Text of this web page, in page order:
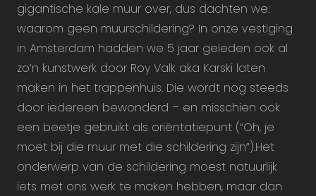
gigantische kale muur over, dus dachten we:
waarom geen muurschildering? In onze vestiging
in Amsterdam hadden we 5 jaar geleden ook al
zo’n kunstwerk door Roy Valk aka Karski laten
maken in het trappenhuis. Die wordt nog steeds
door iedereen bewonderd – en misschien ook
een beetje gebruikt als oriëntatiepunt (“Oh, je
moet bij die muur met die schildering zijn”).Het
onderwerp van de schildering moest natuurlijk
iets met ons werk te maken hebben, maar dan